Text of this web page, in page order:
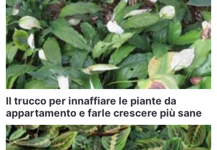
Il trucco per innaffiare le piante da
appartamento e farle crescere più sane